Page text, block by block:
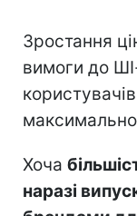
Зростання
вимоги до
Хоча
наразі